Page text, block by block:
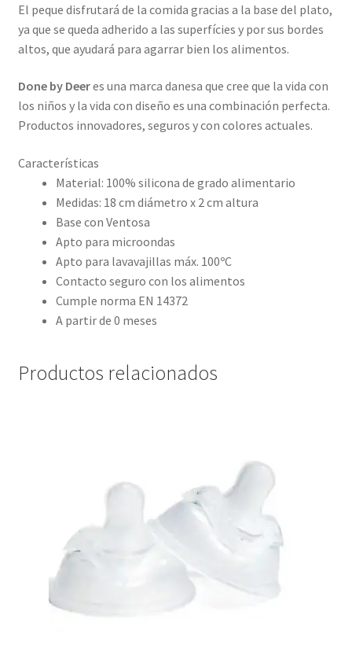
El peque disfrutará de la comida gracias a la base del plato,
ya que se queda adherido a las superfícies y por sus bordes
altos, que ayudará para agarrar bien los alimentos.
Done by Deeres una marca danesa que cree que la vida con
los niños y la vida con diseño es una combinación perfecta.
Productos innovadores, seguros y con colores actuales.
Características
Material: 100% silicona de grado alimentario
Medidas: 18 cm diámetro x 2 cm altura
Base con Ventosa
Apto para microondas
Apto para lavavajillas máx. 100ºC
Contacto seguro con los alimentos
Cumple norma EN 14372
A partir de 0 meses
Productos relacionados